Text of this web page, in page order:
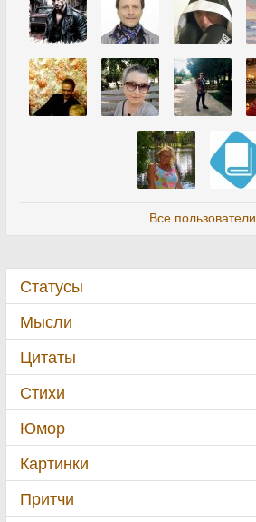
Все пользователи
Статусы
Мысли
Цитаты
Стихи
Юмор
Картинки
Притчи